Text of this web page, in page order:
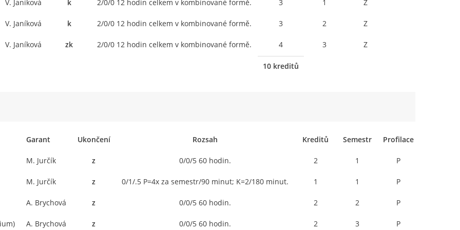
V. Janíková k 2/0/0 12 hodin celkem v kombinované formě. 3 1 Z
V. Janíková k 2/0/0 12 hodin celkem v kombinované formě. 3 2 Z
V. Janíková zk 2/0/0 12 hodin celkem v kombinované formě. 4 3 Z
10 kreditů
Garant Ukončení Rozsah Kreditů Semestr Profilace
M. Jurčík z 0/0/5 60 hodin. 2 1 P
M. Jurčík z 0/1/.5 P=4x za semestr/90 minut; K=2/180 minut. 1 1 P
A. Brychová z 0/0/5 60 hodin. 2 2 P
A. Brychová z 0/0/5 60 hodin. 2 3 P